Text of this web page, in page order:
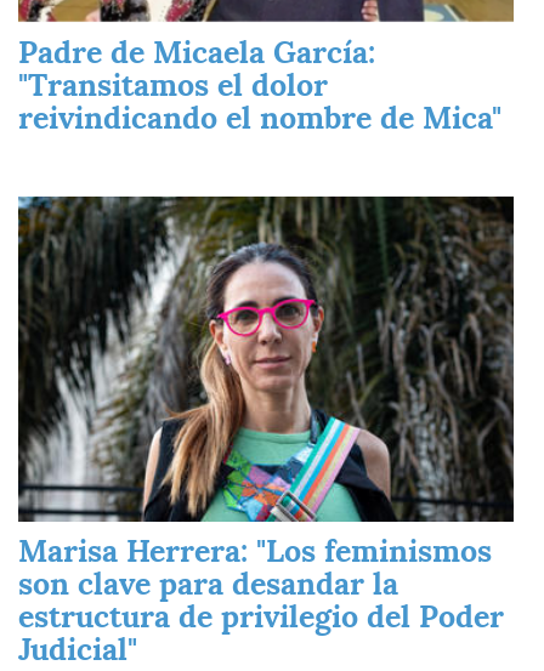
Padre de Micaela García:
"Transitamos el dolor
reivindicando el nombre de Mica"
Imagen
Marisa Herrera: "Los feminismos
son clave para desandar la
estructura de privilegio del Poder
Judicial"